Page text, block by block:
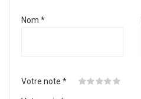
Nom *
Votre note *